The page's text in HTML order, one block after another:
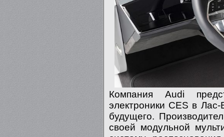
Компания Audi
электроники CES в
будущего.
своей модульной